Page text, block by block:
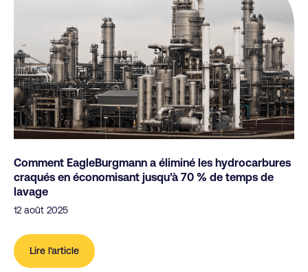
Comment EagleBurgmann a éliminé les hydrocarbures
craqués en économisant jusqu’à 70 % de temps de
lavage
12 août 2025
Lire l'article